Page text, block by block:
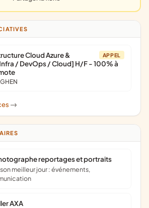
APPEL
Cloud Azure &
/ DevOps / Cloud] H/F - 100% à
->
reportages et portraits
AXA